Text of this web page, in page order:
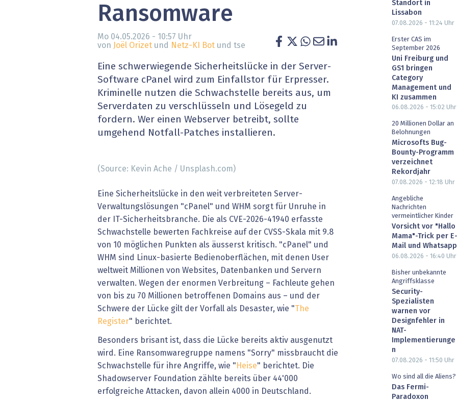
» alle News Gesundheit wird digital
EU-DSGVO
XaaS, Managed Services & Co.
Digital Banking
» alle Dossiers
Artificial Intelligence
Fintech & Insurtech
Professional AV & Digital Signage
Ransomware
Mo 04.05.2026 - 10:57 Uhr
von Joël Orizet und Netz-KI Bot und tse
Eine schwerwiegende Sicherheitslücke in der Server-
Software cPanel wird zum Einfallstor für Erpresser.
Kriminelle nutzen die Schwachstelle bereits aus, um
Serverdaten zu verschlüsseln und Lösegeld zu
fordern. Wer einen Webserver betreibt, sollte
umgehend Notfall-Patches installieren.
(Source: Kevin Ache / Unsplash.com)
Eine Sicherheitslücke in den weit verbreiteten Server-
Verwaltungslösungen "cPanel" und WHM sorgt für Unruhe in
der IT-Sicherheitsbranche. Die als CVE-2026-41940 erfasste
Schwachstelle bewerten Fachkreise auf der CVSS-Skala mit 9.8
von 10 möglichen Punkten als äusserst kritisch. "cPanel" und
WHM sind Linux-basierte Bedienoberflächen, mit denen User
weltweit Millionen von Websites, Datenbanken und Servern
verwalten. Wegen der enormen Verbreitung – Fachleute gehen
von bis zu 70 Millionen betroffenen Domains aus – und der
Schwere der Lücke gilt der Vorfall als Desaster, wie "The
Register" berichtet.
Besonders brisant ist, dass die Lücke bereits aktiv ausgenutzt
wird. Eine Ransomwaregruppe namens "Sorry" missbraucht die
Schwachstelle für ihre Angriffe, wie " Heise" berichtet. Die
Shadowserver Foundation zählte bereits über 44'000
erfolgreiche Attacken, davon allein 4000 in Deutschland.
Standort in
Lissabon
07.08.2026 - 11:24 Uhr
Erster CAS im
September 2026
Uni Freiburg und
GS1 bringen
Category
Management und
KI zusammen
06.08.2026 - 15:02 Uhr
20 Millionen Dollar an
Belohnungen
Microsofts Bug-
Bounty-Programm
verzeichnet
Rekordjahr
07.08.2026 - 12:18 Uhr
Angebliche
Nachrichten
vermeintlicher Kinder
Vorsicht vor "Hallo
Mama"-Trick per E-
Mail und Whatsapp
06.08.2026 - 16:40 Uhr
Bisher unbekannte
Angriffsklasse
Security-
Spezialisten
warnen vor
Designfehler in
NAT-
Implementierunge
n
07.08.2026 - 11:50 Uhr
Wo sind all die Aliens?
Das Fermi-
Paradoxon